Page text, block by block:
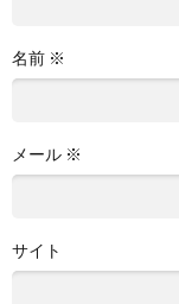
名前 ※
メール ※
サイト